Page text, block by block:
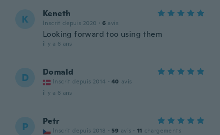
K Keneth
Inscrit depuis 2020 · 6 avis
Looking forward too using them
il y a 6 ans
D Domald
Inscrit depuis 2014 · 40 avis
il y a 6 ans
P Petr
Inscrit depuis 2018 · 59 avis · 11 chargements